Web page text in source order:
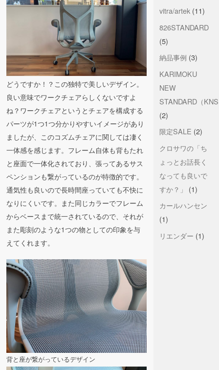
どうですか！？この独特で美しいデザイン。
良い意味でワークチェアらしくないですよ
ね？ワークチェアというとチェアを構成する
パーツが1つ1つ分かりやすいイメージがあり
ましたが、このコズムチェアに関しては凄く
一体感を感じます。フレーム自体も背もたれ
と座面で一体化されており、張ってあるサス
ペンションも繋がっているのが特徴的です。
通気性も良いので長時間座っていても不快に
なりにくいです。また同じカラーでフレーム
からベースまで統一されているので、それが
また彫刻のような1つの物としての印象を与
えてくれます。
背と座が繋がっているデザイン
vitra/artek(11)
826STANDARD
(5)
納品事例 (3)
KARIMOKU
NEW
STANDARD（
(2)
限定SALE (2)
クロサワの「ち
ょっとお話長く
なっても良いで
すか？」
(1)
カールハンセン
(1)
リエンダー (1)